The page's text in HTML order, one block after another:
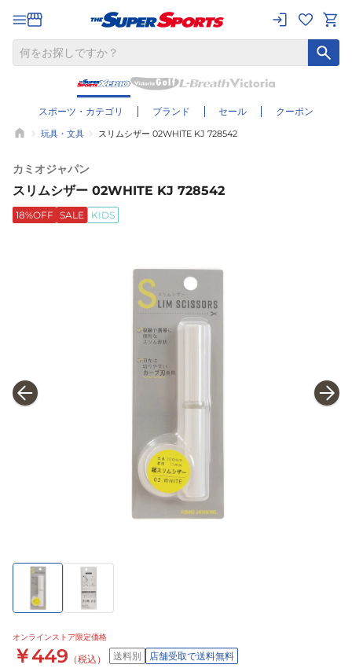
スポーツ・カテゴリ ブランド セール クーポン
玩具・文具 スリムシザー 02WHITE KJ 728542
カミオジャパン
スリムシザー 02WHITE KJ 728542
18%OFF SALE KIDS
オンラインストア限定価格
￥449 （税込） 送料別 店舗受取で送料無料